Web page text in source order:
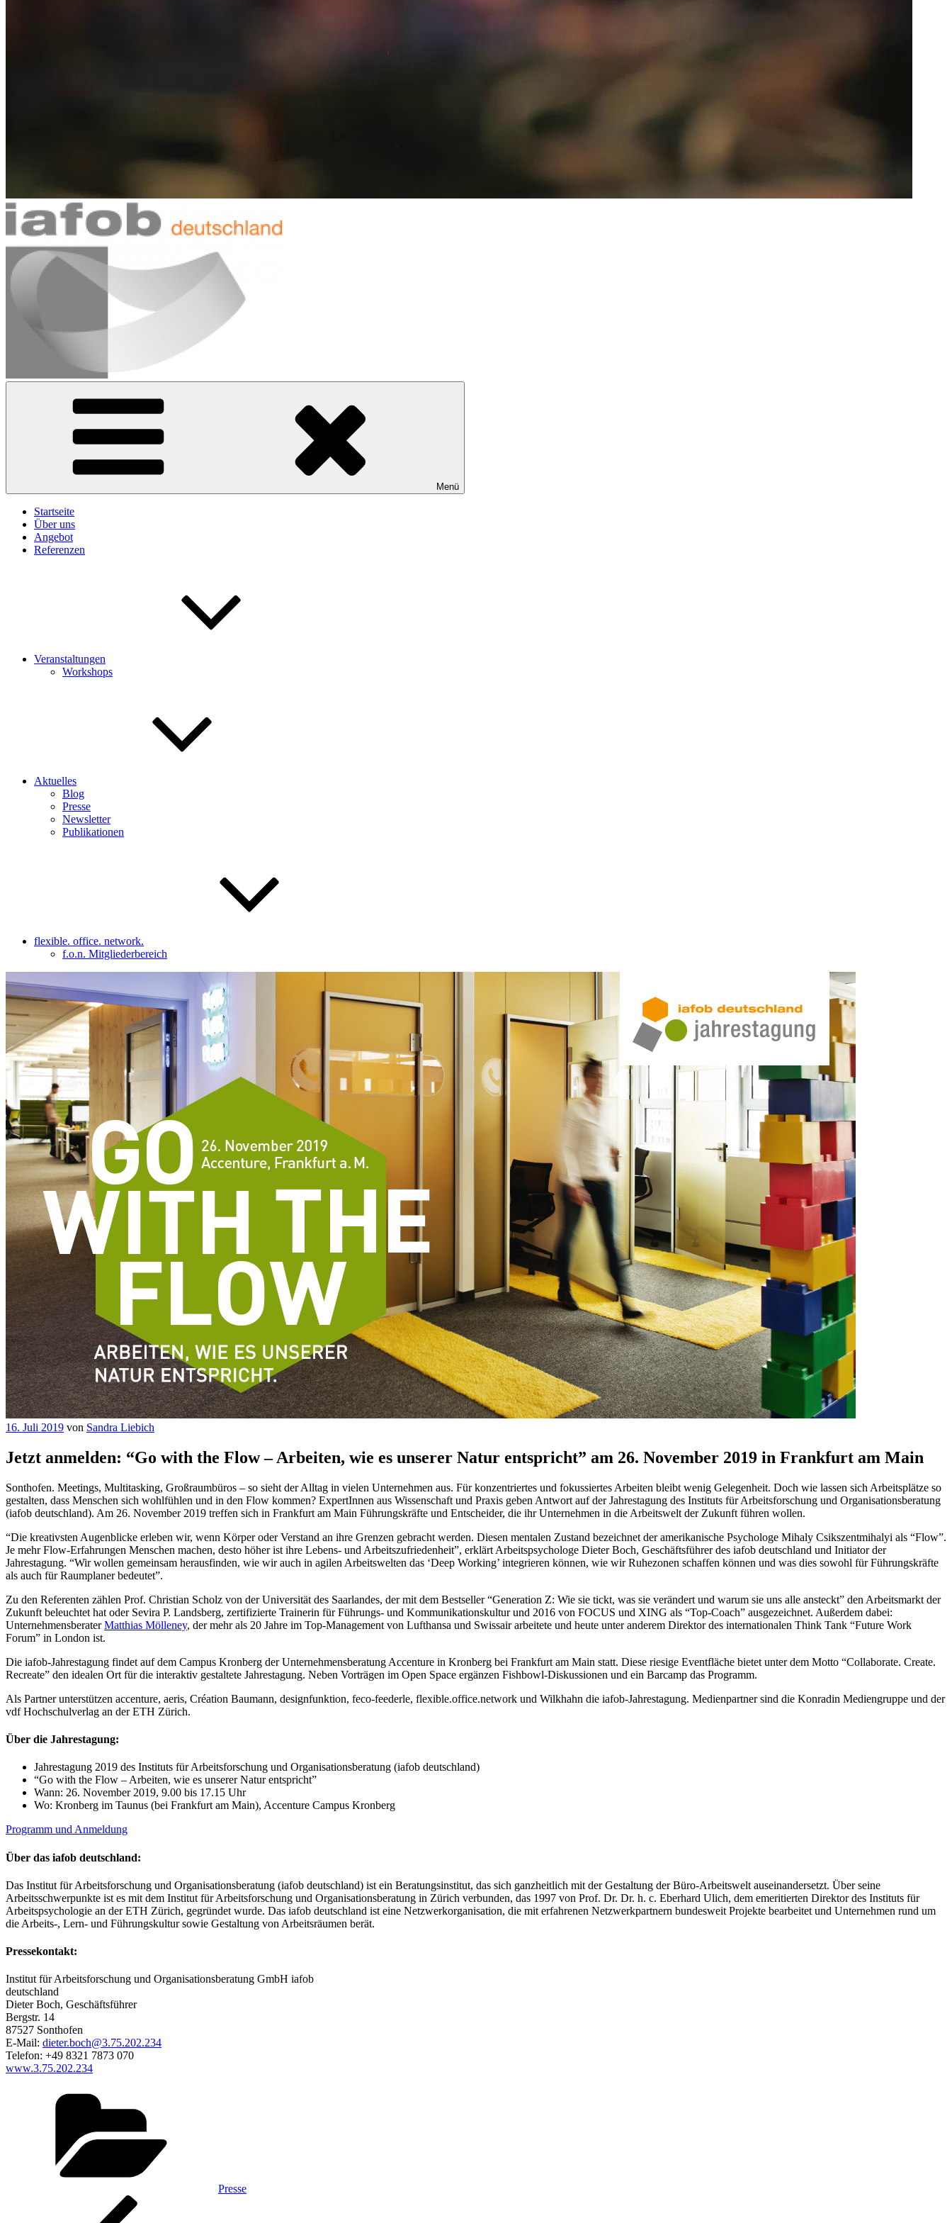
Institut für Arbeitsforschung und Organisationsberatung iafob deutschland
Menü
Startseite
Über uns
Angebot
Referenzen
Veranstaltungen
Workshops
Aktuelles
Blog
Presse
Newsletter
Publikationen
flexible. office. network.
f.o.n. Mitgliederbereich
Veröffentlicht
16. Juli 2019 von Sandra Liebich
Jetzt anmelden: “Go with the Flow – Arbeiten, wie es unserer Natur entspricht” am 26. November 2019 in Frankfurt am Main
Sonthofen. Meetings, Multitasking, Großraumbüros – so sieht der Alltag in vielen Unternehmen aus. Für konzentriertes und fokussiertes Arbeiten bleibt wenig Gelegenheit. Doch wie lassen sich Arbeitsplätze so
gestalten, dass Menschen sich wohlfühlen und in den Flow kommen? ExpertInnen aus Wissenschaft und Praxis geben Antwort auf der Jahrestagung des Instituts für Arbeitsforschung und Organisationsberatung
(iafob deutschland). Am 26. November 2019 treffen sich in Frankfurt am Main Führungskräfte und Entscheider, die ihr Unternehmen in die Arbeitswelt der Zukunft führen wollen.
“Die kreativsten Augenblicke erleben wir, wenn Körper oder Verstand an ihre Grenzen gebracht werden. Diesen mentalen Zustand bezeichnet der amerikanische Psychologe Mihaly Csikszentmihalyi als “Flow”.
Je mehr Flow-Erfahrungen Menschen machen, desto höher ist ihre Lebens- und Arbeitszufriedenheit”, erklärt Arbeitspsychologe Dieter Boch, Geschäftsführer des iafob deutschland und Initiator der
Jahrestagung. “Wir wollen gemeinsam herausfinden, wie wir auch in agilen Arbeitswelten das ‘Deep Working’ integrieren können, wie wir Ruhezonen schaffen können und was dies sowohl für Führungskräfte
als auch für Raumplaner bedeutet”.
Zu den Referenten zählen Prof. Christian Scholz von der Universität des Saarlandes, der mit dem Bestseller “Generation Z: Wie sie tickt, was sie verändert und warum sie uns alle ansteckt” den Arbeitsmarkt der
Zukunft beleuchtet hat oder Sevira P. Landsberg, zertifizierte Trainerin für Führungs- und Kommunikationskultur und 2016 von FOCUS und XING als “Top-Coach” ausgezeichnet. Außerdem dabei:
UnternehmensberaterMatthias Mölleney, der mehr als 20 Jahre im Top-Management von Lufthansa und Swissair arbeitete und heute unter anderem Direktor des internationalen Think Tank “Future Work
Forum” in London ist.
Die iafob-Jahrestagung findet auf dem Campus Kronberg der Unternehmensberatung Accenture in Kronberg bei Frankfurt am Main statt. Diese riesige Eventfläche bietet unter dem Motto “Collaborate. Create.
Recreate” den idealen Ort für die interaktiv gestaltete Jahrestagung. Neben Vorträgen im Open Space ergänzen Fishbowl-Diskussionen und ein Barcamp das Programm.
Als Partner unterstützen accenture, aeris, Création Baumann, designfunktion, feco-feederle, flexible.office.network und Wilkhahn die iafob-Jahrestagung. Medienpartner sind die Konradin Mediengruppe und der
vdf Hochschulverlag an der ETH Zürich.
Über die Jahrestagung:
Jahrestagung 2019 des Instituts für Arbeitsforschung und Organisationsberatung (iafob deutschland)
“Go with the Flow – Arbeiten, wie es unserer Natur entspricht”
Wann: 26. November 2019, 9.00 bis 17.15 Uhr
Wo: Kronberg im Taunus (bei Frankfurt am Main), Accenture Campus Kronberg
Programm und Anmeldung
Über das iafob deutschland:
Das Institut für Arbeitsforschung und Organisationsberatung (iafob deutschland) ist ein Beratungsinstitut, das sich ganzheitlich mit der Gestaltung der Büro-Arbeitswelt auseinandersetzt. Über seine
Arbeitsschwerpunkte ist es mit dem Institut für Arbeitsforschung und Organisationsberatung in Zürich verbunden, das 1997 von Prof. Dr. Dr. h. c. Eberhard Ulich, dem emeritierten Direktor des Instituts für
Arbeitspsychologie an der ETH Zürich, gegründet wurde. Das iafob deutschland ist eine Netzwerkorganisation, die mit erfahrenen Netzwerkpartnern bundesweit Projekte bearbeitet und Unternehmen rund um
die Arbeits-, Lern- und Führungskultur sowie Gestaltung von Arbeitsräumen berät.
Pressekontakt:
Institut für Arbeitsforschung und Organisationsberatung GmbH iafob
deutschland
Dieter Boch, Geschäftsführer
Bergstr. 14
87527 Sonthofen
E-Mail: dieter.boch@3.75.202.234
Telefon: +49 8321 7873 070
www.3.75.202.234
Presse
Beitragsnavigation